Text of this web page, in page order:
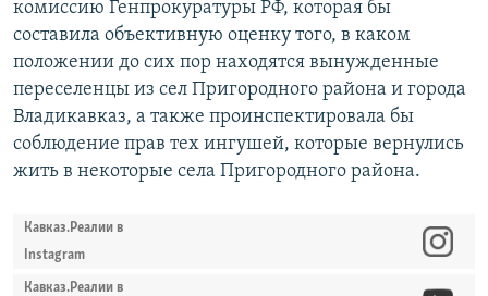
комиссию Генпрокуратуры РФ, которая бы
составила объективную оценку того, в каком
положении до сих пор находятся вынужденные
переселенцы из сел Пригородного района и города
Владикавказ, а также проинспектировала бы
соблюдение прав тех ингушей, которые вернулись
жить в некоторые села Пригородного района.
Кавказ.Реалии в
Instagram
Кавказ.Реалии в